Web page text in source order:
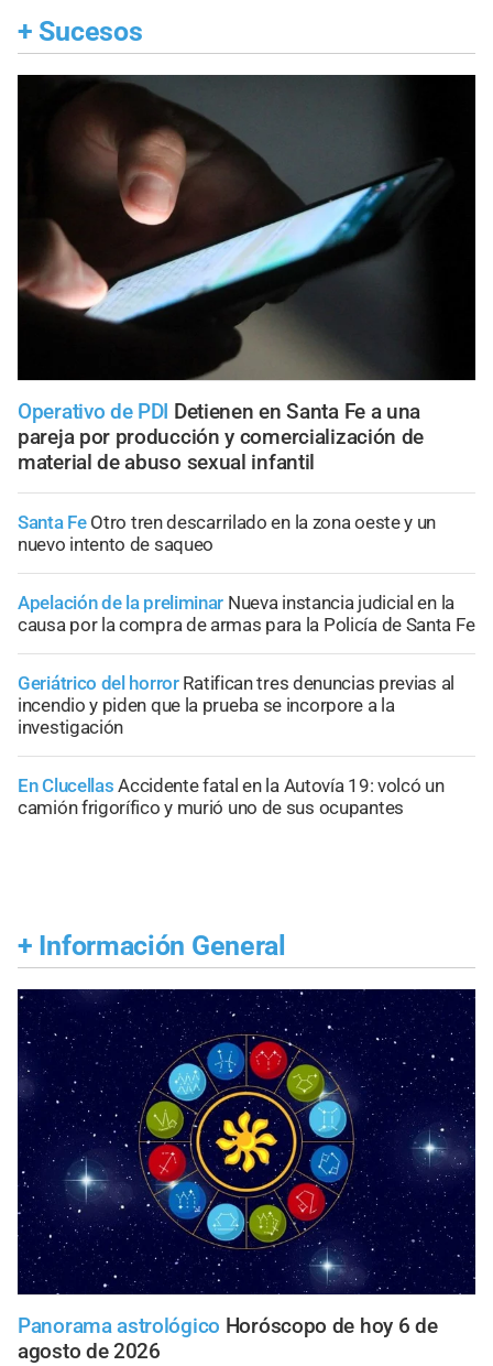
+ Sucesos
Operativo de PDI Detienen en Santa Fe a una
pareja por producción y comercialización de
material de abuso sexual infantil
Santa Fe Otro tren descarrilado en la zona oeste y un
nuevo intento de saqueo
Apelación de la preliminar Nueva instancia judicial en la
causa por la compra de armas para la Policía de Santa Fe
Geriátrico del horror Ratifican tres denuncias previas al
incendio y piden que la prueba se incorpore a la
investigación
En Clucellas Accidente fatal en la Autovía 19: volcó un
camión frigorífico y murió uno de sus ocupantes
+ Información General
Panorama astrológico Horóscopo de hoy 6 de
agosto de 2026